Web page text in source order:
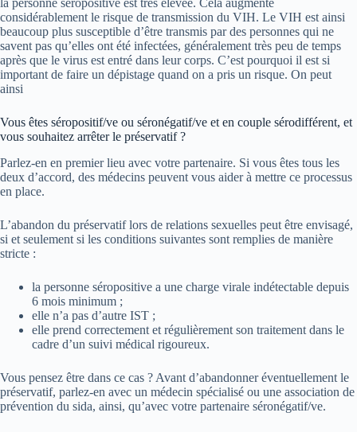
la personne séropositive est très élevée. Cela augmente
considérablement le risque de transmission du VIH. Le VIH est ainsi
beaucoup plus susceptible d’être transmis par des personnes qui ne
savent pas qu’elles ont été infectées, généralement très peu de temps
après que le virus est entré dans leur corps. C’est pourquoi il est si
important de faire un dépistage quand on a pris un risque. On peut
ainsi
Vous êtes séropositif/ve ou séronégatif/ve et en couple sérodifférent, et
vous souhaitez arrêter le préservatif ?
Parlez-en en premier lieu avec votre partenaire. Si vous êtes tous les
deux d’accord, des médecins peuvent vous aider à mettre ce processus
en place.
L’abandon du préservatif lors de relations sexuelles peut être envisagé,
si et seulement si les conditions suivantes sont remplies de manière
stricte :
la personne séropositive a une charge virale indétectable depuis
6 mois minimum ;
elle n’a pas d’autre IST ;
elle prend correctement et régulièrement son traitement dans le
cadre d’un suivi médical rigoureux.
Vous pensez être dans ce cas ? Avant d’abandonner éventuellement le
préservatif, parlez-en avec un médecin spécialisé ou une association de
prévention du sida, ainsi, qu’avec votre partenaire séronégatif/ve.